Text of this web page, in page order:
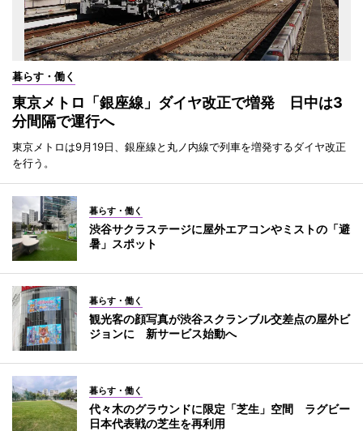
暮らす・働く
東京メトロ「銀座線」ダイヤ改正で増発 日中は3
分間隔で運行へ
東京メトロは9月19日、銀座線と丸ノ内線で列車を増発するダイヤ改正
を行う。
暮らす・働く
渋谷サクラステージに屋外エアコンやミストの「避
暑」スポット
暮らす・働く
観光客の顔写真が渋谷スクランブル交差点の屋外ビ
ジョンに 新サービス始動へ
暮らす・働く
代々木のグラウンドに限定「芝生」空間 ラグビー
日本代表戦の芝生を再利用